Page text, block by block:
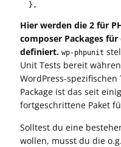
  },
Hier werden die 2 für
composer Packages
definiert. wp-phpunit
Unit Tests bereit
WordPress-
Package ist das seit
fortgeschrittene Paket
Solltest du eine
wollen, musst du die